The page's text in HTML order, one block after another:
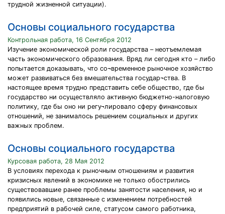
трудной жизненной ситуации).
Основы социального государства
Контрольная работа, 16 Сентября 2012
Изучение экономической роли государства – неотъемлемая
часть экономического образования. Вряд ли сегодня кто – либо
попытается доказывать, что со¬временное рыночное хозяйство
может развиваться без вмешательства государ¬ства. В
настоящее время трудно представить себе общество, где бы
государство ни осуществляло активную бюджетно-налоговую
политику, где бы оно ни регу¬лировало сферу финансовых
отношений, не занималось решением социальных и других
важных проблем.
Основы социального государства
Курсовая работа, 28 Мая 2012
В условиях перехода к рыночным отношениям и развития
кризисных явлений в экономике не только обострились
существовавшие ранее проблемы занятости населения, но и
появились новые, связанные с изменением потребностей
предприятий в рабочей силе, статусом самого работника,